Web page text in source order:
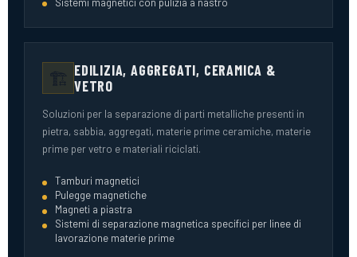
🏗️ EDILIZIA, AGGREGATI, CERAMICA &
VETRO
Soluzioni per la separazione di parti metalliche presenti in
pietra, sabbia, aggregati, materie prime ceramiche, materie
prime per vetro e materiali riciclati.
Tamburi magnetici
Pulegge magnetiche
Magneti a piastra
Sistemi di separazione magnetica specifici per linee di
lavorazione materie prime